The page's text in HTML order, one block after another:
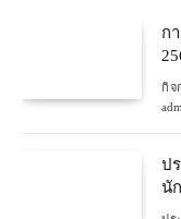
ก
กิจ
ป
นั
พ